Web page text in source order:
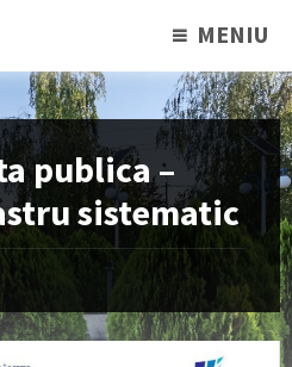
MENIU
publica –
sistematic